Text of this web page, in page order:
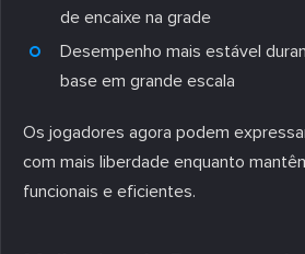
de encaixe na grade
Desempenho mais estável
base em grande escala
Os jogadores agora podem
com mais liberdade enquanto
funcionais e eficientes.